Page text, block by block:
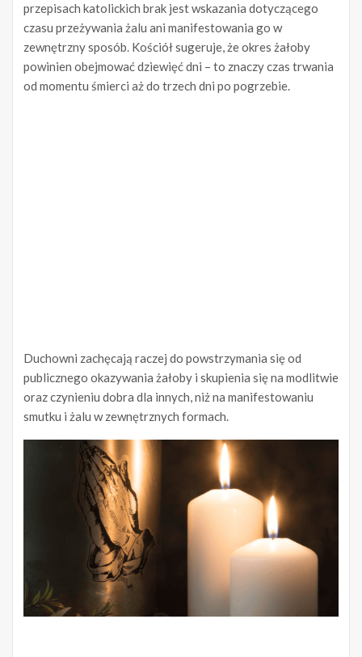
przepisach katolickich brak jest wskazania dotyczącego
czasu przeżywania żalu ani manifestowania go w
zewnętrzny sposób. Kościół sugeruje, że okres żałoby
powinien obejmować dziewięć dni – to znaczy czas trwania
od momentu śmierci aż do trzech dni po pogrzebie.
Duchowni zachęcają raczej do powstrzymania się od
publicznego okazywania żałoby i skupienia się na modlitwie
oraz czynieniu dobra dla innych, niż na manifestowaniu
smutku i żalu w zewnętrznych formach.